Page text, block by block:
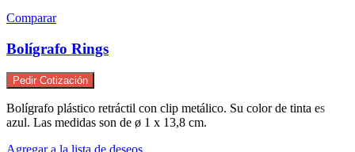
Comparar
Bolígrafo Rings
Pedir Cotización
Bolígrafo plástico retráctil con clip metálico. Su color de tinta es
azul. Las medidas son de ø 1 x 13,8 cm.